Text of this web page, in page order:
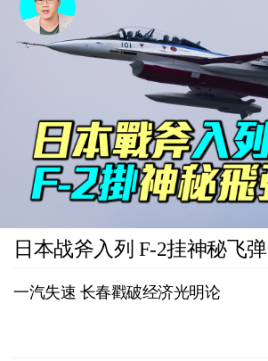
日本战斧入列 F-2挂神秘飞弹
一汽失速 长春戳破经济光明论